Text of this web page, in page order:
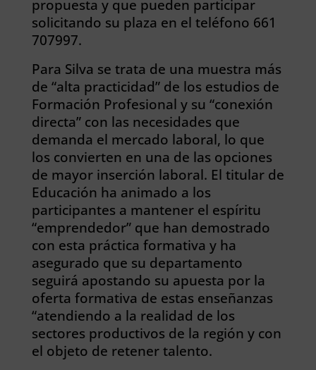
propuesta y que pueden participar
solicitando su plaza en el teléfono 661
707997.
Para Silva se trata de una muestra más
de “alta practicidad” de los estudios de
Formación Profesional y su “conexión
directa” con las necesidades que
demanda el mercado laboral, lo que
los convierten en una de las opciones
de mayor inserción laboral. El titular de
Educación ha animado a los
participantes a mantener el espíritu
“emprendedor” que han demostrado
con esta práctica formativa y ha
asegurado que su departamento
seguirá apostando su apuesta por la
oferta formativa de estas enseñanzas
“atendiendo a la realidad de los
sectores productivos de la región y con
el objeto de retener talento.